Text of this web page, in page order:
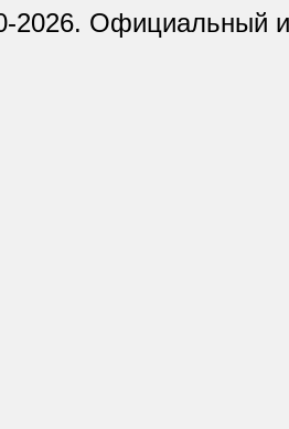
2026. Официальный